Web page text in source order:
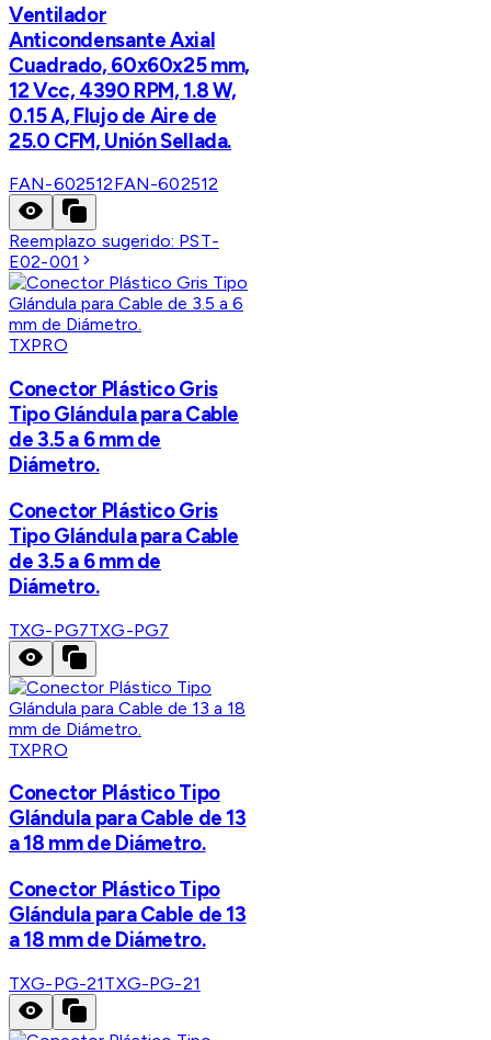
Ventilador
Anticondensante Axial
Cuadrado, 60x60x25 mm,
12 Vcc, 4390 RPM, 1.8 W,
0.15 A, Flujo de Aire de
25.0 CFM, Unión Sellada.
FAN-602512FAN-602512
Reemplazo sugerido: PST-
E02-001
TXPRO
Conector Plástico Gris
Tipo Glándula para Cable
de 3.5 a 6 mm de
Diámetro.
Conector Plástico Gris
Tipo Glándula para Cable
de 3.5 a 6 mm de
Diámetro.
TXG-PG7TXG-PG7
TXPRO
Conector Plástico Tipo
Glándula para Cable de 13
a 18 mm de Diámetro.
Conector Plástico Tipo
Glándula para Cable de 13
a 18 mm de Diámetro.
TXG-PG-21TXG-PG-21